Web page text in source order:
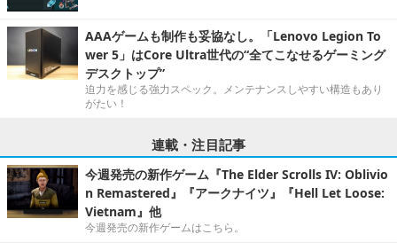
AAAゲームも制作も妥協なし。「Lenovo Legion To
wer 5」はCore Ultra世代の“全てこなせるゲーミング
デスクトップ”
迫力を感じる強力スペック。メンテナンスしやすい構造もあり
がたい！
連載・注目記事
今週発売の新作ゲーム『The Elder Scrolls IV: Oblivio
n Remastered』『アークナイツ』『Hell Let Loose:
Vietnam』他
今週発売の新作ゲームはこちら。